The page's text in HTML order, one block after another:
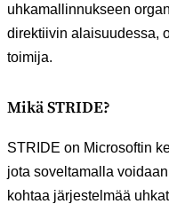
uhkamallinnukseen
direktiivin alaisuudessa,
toimija.
Mikä STRIDE?
STRIDE on Microsoftin
jota soveltamalla
kohtaa järjestelmää